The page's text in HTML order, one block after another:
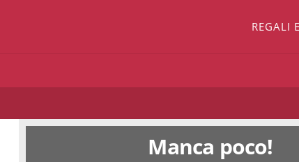
REGALI
Manca poco!